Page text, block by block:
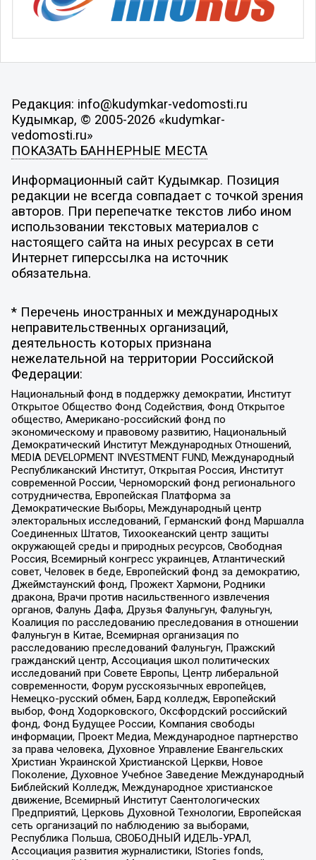
Редакция: info@kudymkar-vedomosti.ru
Кудымкар, © 2005-2026 «kudymkar-
vedomosti.ru»
ПОКАЗАТЬ БАННЕРНЫЕ МЕСТА
Информационный сайт Кудымкар. Позиция
редакции не всегда совпадает с точкой зрения
авторов. При перепечатке текстов либо ином
использовании текстовых материалов с
настоящего сайта на иных ресурсах в сети
Интернет гиперссылка на источник
обязательна.
* Перечень иностранных и международных
неправительственных организаций,
деятельность которых признана
нежелательной на территории Российской
Федерации:
Национальный фонд в поддержку демократии, Институт
Открытое Общество Фонд Содействия, Фонд Открытое
общество, Американо-российский фонд по
экономическому и правовому развитию, Национальный
Демократический Институт Международных Отношений,
MEDIA DEVELOPMENT INVESTMENT FUND, Международный
Республиканский Институт, Открытая Россия, Институт
современной России, Черноморский фонд регионального
сотрудничества, Европейская Платформа за
Демократические Выборы, Международный центр
электоральных исследований, Германский фонд Маршалла
Соединенных Штатов, Тихоокеанский центр защиты
окружающей среды и природных ресурсов, Свободная
Россия, Всемирный конгресс украинцев, Атлантический
совет, Человек в беде, Европейский фонд за демократию,
Джеймстаунский фонд, Прожект Хармони, Родники
дракона, Врачи против насильственного извлечения
органов, Фалунь Дафа, Друзья Фалуньгун, Фалуньгун,
Коалиция по расследованию преследования в отношении
Фалуньгун в Китае, Всемирная организация по
расследованию преследований Фалуньгун, Пражский
гражданский центр, Ассоциация школ политических
исследований при Совете Европы, Центр либеральной
современности, Форум русскоязычных европейцев,
Немецко-русский обмен, Бард колледж, Европейский
выбор, Фонд Ходорковского, Оксфордский российский
фонд, Фонд Будущее России, Компания свободы
информации, Проект Медиа, Международное партнерство
за права человека, Духовное Управление Евангельских
Христиан Украинской Христианской Церкви, Новое
Поколение, Духовное Учебное Заведение Международный
Библейский Колледж, Международное христианское
движение, Всемирный Институт Саентологических
Предприятий, Церковь Духовной Технологии, Европейская
сеть организаций по наблюдению за выборами,
Республика Польша, СВОБОДНЫЙ ИДЕЛЬ-УРАЛ,
Ассоциация развития журналистики, IStories fonds,